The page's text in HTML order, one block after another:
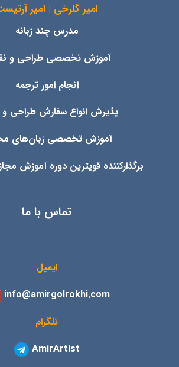
امیر گلرخی | امیر
مدرس چند زبانه
آموزش تخصصی طراحی و
انجام امور ترجمه
پذیرش انواع سفارش طراحی و
آموزش تخصصی زبان‌های
برگذارکننده قویترین دوره آموزش
تماس با ما
ایمیل
info@amirgolrokhi.com
تلگرام
AmirArtist